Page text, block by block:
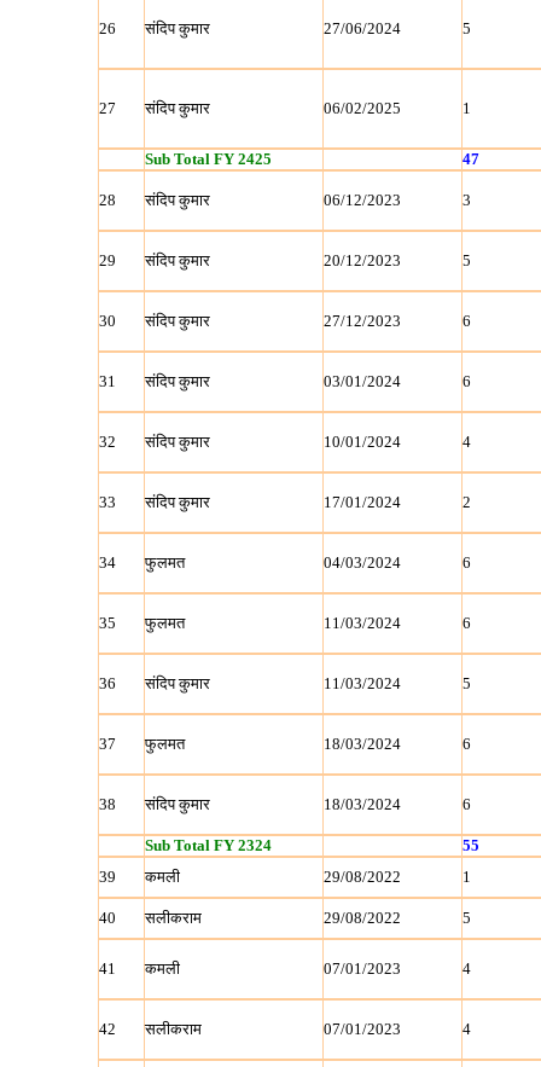
26 संदिप कुमार 27/06/2024 5
27 संदिप कुमार 06/02/2025 1
Sub Total FY 2425 47
28 संदिप कुमार 06/12/2023 3
29 संदिप कुमार 20/12/2023 5
30 संदिप कुमार 27/12/2023 6
31 संदिप कुमार 03/01/2024 6
32 संदिप कुमार 10/01/2024 4
33 संदिप कुमार 17/01/2024 2
34 फुलमत 04/03/2024 6
35 फुलमत 11/03/2024 6
36 संदिप कुमार 11/03/2024 5
37 फुलमत 18/03/2024 6
38 संदिप कुमार 18/03/2024 6
Sub Total FY 2324
55
39
कमली 29/08/2022 1
40 सलीकराम 29/08/2022 5
41 कमली 07/01/2023 4
42 सलीकराम 07/01/2023 4